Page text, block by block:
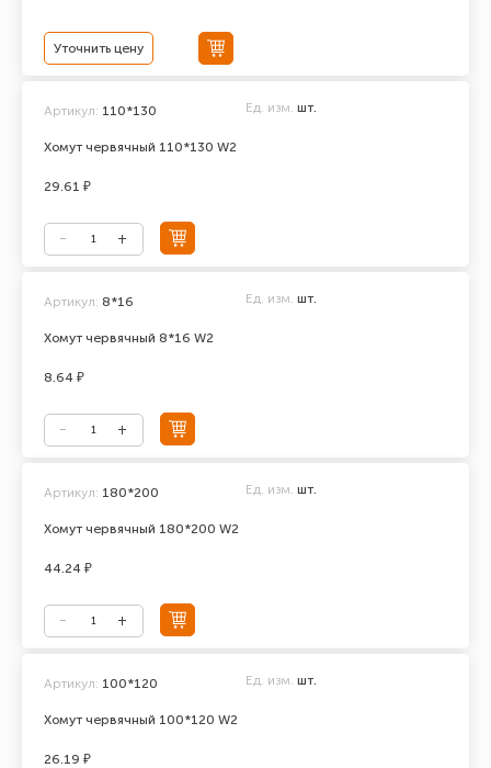
Уточнить цену
Хомут червячный 110*130 W2
Артикул: 110*130 Ед. изм. шт.
29.61 ₽
Хомут червячный 8*16 W2
Артикул: 8*16 Ед. изм. шт.
8.64 ₽
Хомут червячный 180*200 W2
Артикул: 180*200 Ед. изм. шт.
44.24 ₽
Хомут червячный 100*120 W2
Артикул: 100*120 Ед. изм. шт.
26.19 ₽